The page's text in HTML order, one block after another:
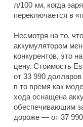
л/100 км, когда
переключается в
Несмотря на то,
аккумулятором
конкурентов, это
цену. Стоимость
от 33 990
в то время как
хода оснащена
обеспечивающим
дороже — от 37